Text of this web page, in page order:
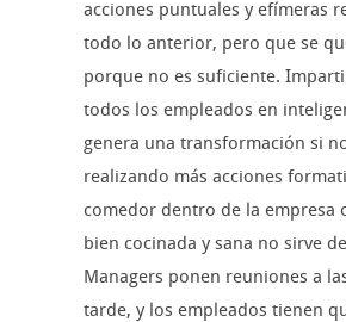
acciones puntuales y efímeras
todo lo anterior, pero que se
porque no es suficiente.
todos los empleados en
genera una transformación si
realizando más acciones
comedor dentro de la empresa
bien cocinada y sana no sirve
Managers ponen reuniones a
tarde, y los empleados tienen